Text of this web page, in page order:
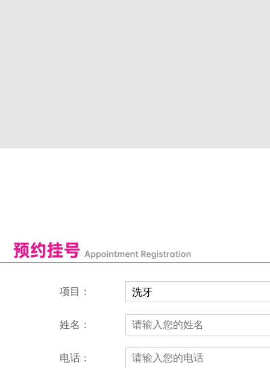
项目：
姓名：
电话：